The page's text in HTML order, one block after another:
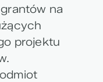
na
projektu